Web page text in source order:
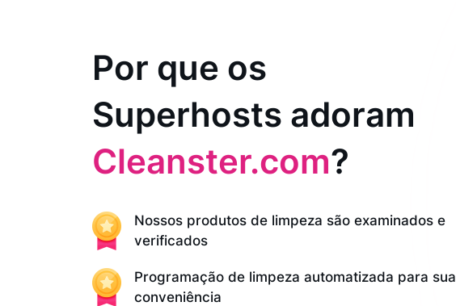
Por que os
Superhosts adoram
Cleanster.com?
Nossos produtos de limpeza são examinados e
verificados
Programação de limpeza automatizada para sua
conveniência